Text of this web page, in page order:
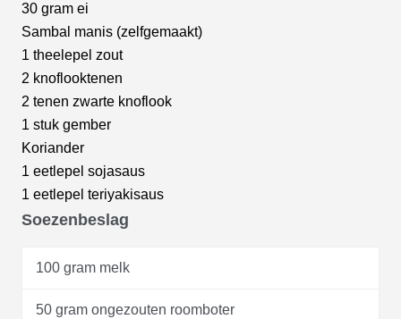
30 gram ei
Sambal manis (zelfgemaakt)
1 theelepel zout
2 knoflooktenen
2 tenen zwarte knoflook
1 stuk gember
Koriander
1 eetlepel sojasaus
1 eetlepel teriyakisaus
Soezenbeslag
100 gram melk
50 gram ongezouten roomboter